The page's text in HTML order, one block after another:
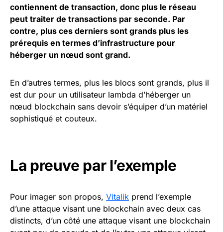
contiennent de transaction, donc plus le réseau
peut traiter de transactions par seconde. Par
contre, plus ces derniers sont grands plus les
prérequis en termes d’infrastructure pour
héberger un nœud sont grand.
En d’autres termes, plus les blocs sont grands, plus il
est dur pour un utilisateur lambda d’héberger un
nœud blockchain sans devoir s’équiper d’un matériel
sophistiqué et couteux.
La preuve par l’exemple
Pour imager son propos, Vitalik prend l’exemple
d’une attaque visant une blockchain avec deux cas
distincts, d’un côté une attaque visant une blockchain